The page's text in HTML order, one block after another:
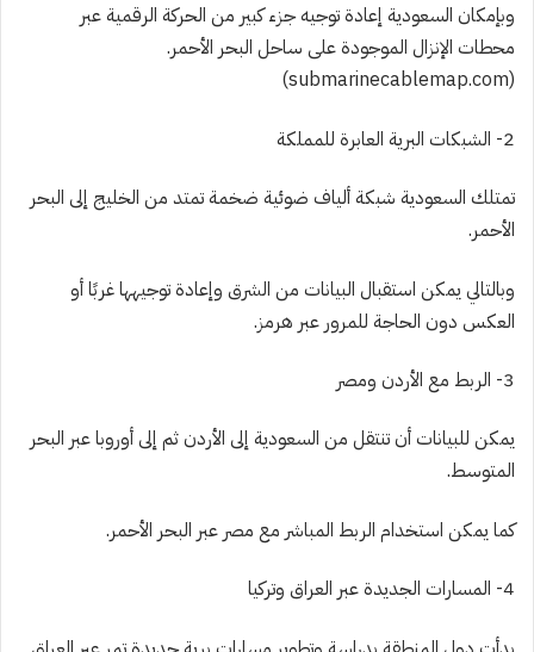
وبإمكان السعودية إعادة توجيه جزء كبير من الحركة الرقمية عبر
محطات الإنزال الموجودة على ساحل البحر الأحمر.
(submarinecablemap.com)
2- الشبكات البرية العابرة للمملكة
تمتلك السعودية شبكة ألياف ضوئية ضخمة تمتد من الخليج إلى البحر
الأحمر.
وبالتالي يمكن استقبال البيانات من الشرق وإعادة توجيهها غربًا أو
العكس دون الحاجة للمرور عبر هرمز.
3- الربط مع الأردن ومصر
يمكن للبيانات أن تنتقل من السعودية إلى الأردن ثم إلى أوروبا عبر البحر
المتوسط.
كما يمكن استخدام الربط المباشر مع مصر عبر البحر الأحمر.
4- المسارات الجديدة عبر العراق وتركيا